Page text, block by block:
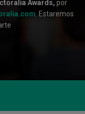
Awards, por
. Estaremos